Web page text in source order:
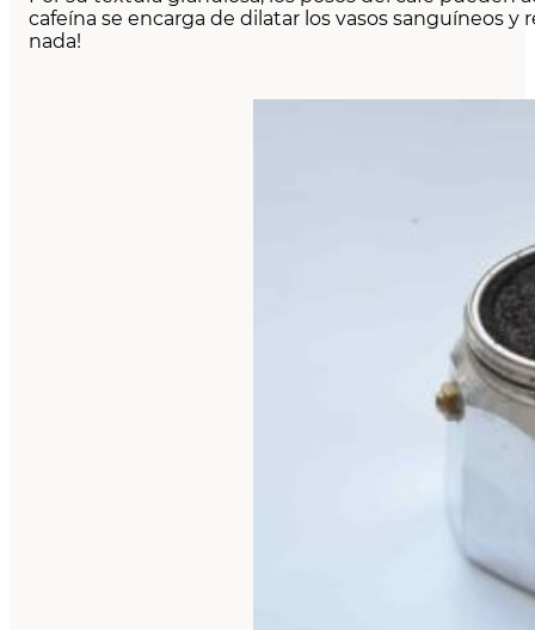
cafeína se encarga de dilatar los vasos sanguíneos
nada!